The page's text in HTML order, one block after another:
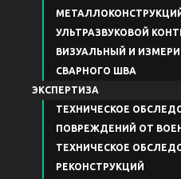
УЛЬТРАЗВУКОВОЙ
ВИЗУАЛЬНЫЙ И
СВАРНОГО ШВА
ЭКСПЕРТИЗА
ТЕХНИЧЕСКОЕ
ПОВРЕЖДЕНИЙ ОТ
ТЕХНИЧЕСКОЕ
РЕКОНСТРУКЦИЙ